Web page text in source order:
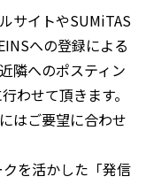
サイトやSUMiTAS
への登録による
隣へのポスティン
わせて頂きます。
はご要望に合わせ
を活かした「発信